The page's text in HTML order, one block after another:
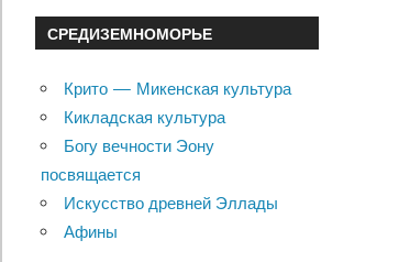
СРЕДИЗЕМНОМОРЬЕ
Крито — Микенская культура
Кикладская культура
Богу вечности Эону
посвящается
Искусство древней Эллады
Афины